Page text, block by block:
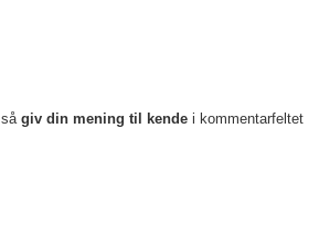
giv din mening til kendei kommentarfeltet